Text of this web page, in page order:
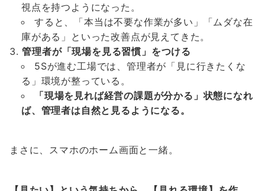
視点を持つようになった。
すると、「本当は不要な作業が多い」「ムダな在
庫がある」といった改善点が見えてきた。
管理者が「現場を見る習慣」をつける
5Sが進む工場では、管理者が「見に行きたくな
る」環境が整っている。
「現場を見れば経営の課題が分かる」状態になれ
ば、管理者は自然と見るようになる。
まさに、スマホのホーム画面と一緒。